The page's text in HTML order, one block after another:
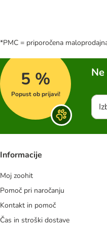
*PMC = priporočena
5 %
Popust ob prijavi!
Informacije
Moj zoohit
Pomoč pri naročanju
Kontakt in pomoč
Čas in stroški dostave